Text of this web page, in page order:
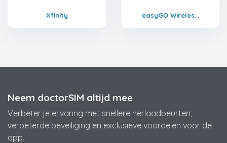
Xfinity easyGO Wireles...
Neem doctorSIM altijd mee
Verbeter je ervaring met snellere herlaadbeurten,
verbeterde beveiliging en exclusieve voordelen voor de
app.